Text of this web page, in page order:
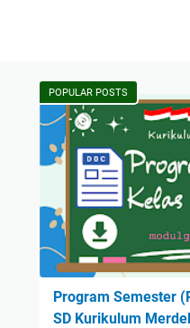
POPULAR POSTS
Program Semester
SD Kurikulum